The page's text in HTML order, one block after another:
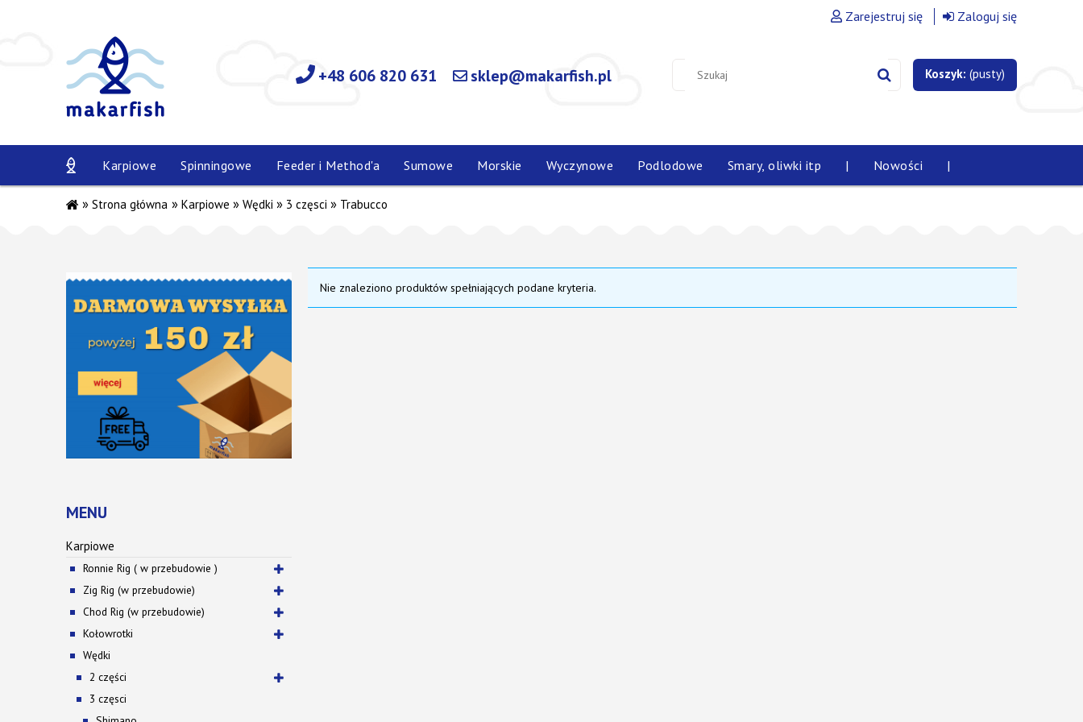
Zarejestruj się Zaloguj się
Koszyk: (pusty)
+48 606 820 631 sklep@makarfish.pl
Karpiowe Spinningowe Feeder i Method'a Sumowe Morskie Wyczynowe Podlodowe Smary, oliwki itp | Nowości |
» Strona główna » Karpiowe » Wędki » 3 częsci » Trabucco
MENU
Karpiowe
Ronnie Rig ( w przebudowie )
Zig Rig (w przebudowie)
Chod Rig (w przebudowie)
Kołowrotki
Wędki
2 części
3 częsci
Nie znaleziono produktów spełniających podane kryteria.